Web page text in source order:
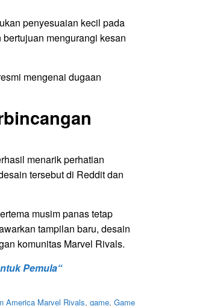
penyesuaian kecil pada
mengurangi kesan
mengenai dugaan
menarik perhatian
tersebut di Reddit dan
musim panas tetap
tampilan baru, desain
komunitas Marvel Rivals.
Pemula“
America Marvel Rivals, game, Game